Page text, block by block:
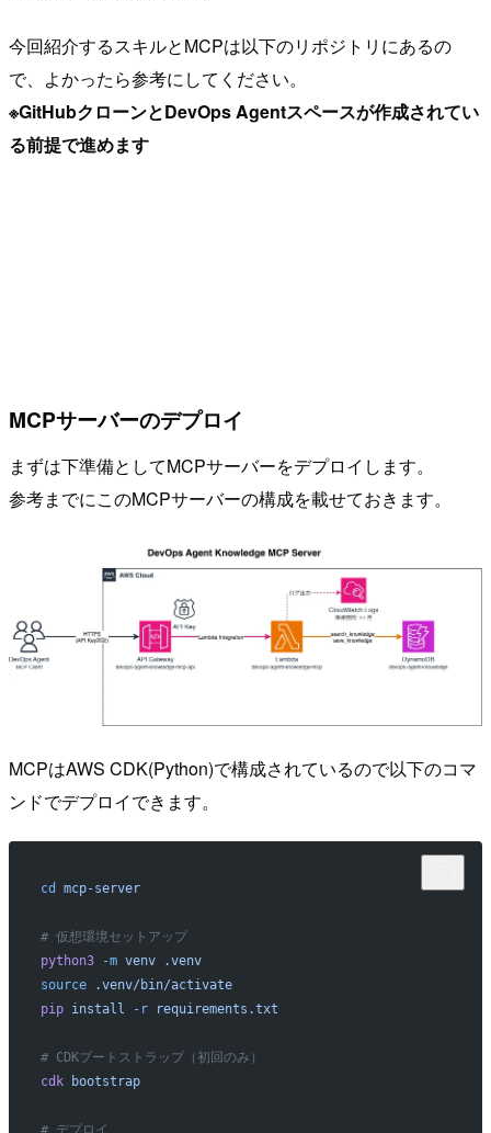
今回紹介するスキルとMCPは以下のリポジトリにあるの
で、よかったら参考にしてください。
※GitHubクローンとDevOps Agentスペースが作成されてい
る前提で進めます
MCPサーバーのデプロイ
まずは下準備としてMCPサーバーをデプロイします。
参考までにこのMCPサーバーの構成を載せておきます。
MCPはAWS CDK(Python)で構成されているので以下のコマ
ンドでデプロイできます。
cd mcp-server
# 仮想環境セットアップ
python3 -m venv .venv
source .venv/bin/activate
pip install -r requirements.txt
# CDKブートストラップ（初回のみ）
cdk bootstrap
# デプロイ